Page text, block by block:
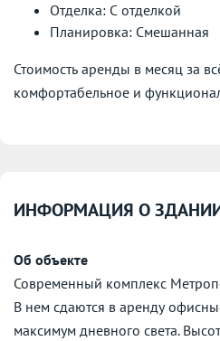
Отделка: С отделкой
Планировка: Смешанная
Стоимость аренды в месяц за
комфортабельное и
ИНФОРМАЦИЯ О
Об объекте
Современный комплекс
В нем сдаются в аренду
максимум дневного света.